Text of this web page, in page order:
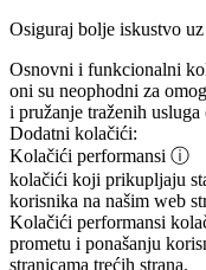
Osiguraj bolje iskustvo
Osnovni i funkcionalni
oni su neophodni za
i pružanje traženih
Dodatni kolačići:
Kolačići performansi ⓘ
kolačići koji prikupljaju
korisnika na našim web
Kolačići performansi
prometu i ponašanju
stranicama trećih strana.